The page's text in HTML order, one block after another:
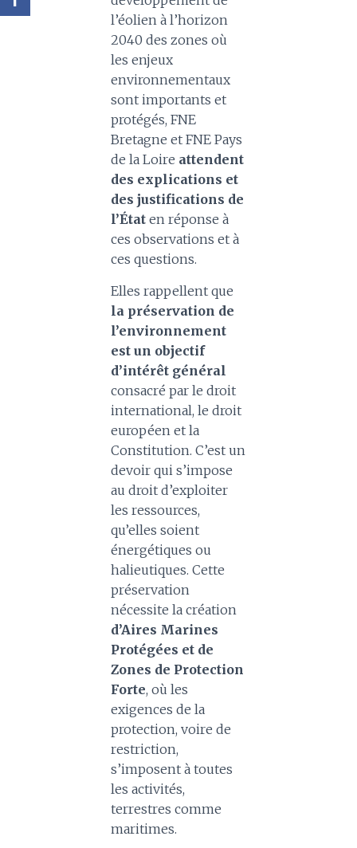
l’éolien à l’horizon
2040 des zones où
les enjeux
environnementaux
sont importants et
protégés, FNE
Bretagne et FNE Pays
de la Loire attendent
des explications et
des justifications de
l’État en réponse à
ces observations et à
ces questions.
Elles rappellent que
la préservation de
l’environnement
est un objectif
d’intérêt général
consacré par le droit
international, le droit
européen et la
Constitution. C’est un
devoir qui s’impose
au droit d’exploiter
les ressources,
qu’elles soient
énergétiques ou
halieutiques. Cette
préservation
nécessite la création
d’Aires Marines
Protégées et de
Zones de Protection
Forte, où les
exigences de la
protection, voire de
restriction,
s’imposent à toutes
les activités,
terrestres comme
maritimes.